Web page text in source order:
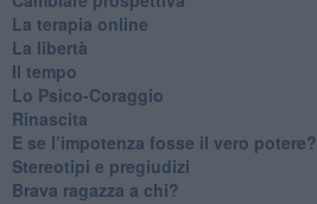
La terapia online
La libertà
​Il tempo
​Lo Psico-Coraggio
Rinascita
​E se l’impotenza fosse il vero potere?
Stereotipi e pregiudizi
​Brava ragazza a chi?